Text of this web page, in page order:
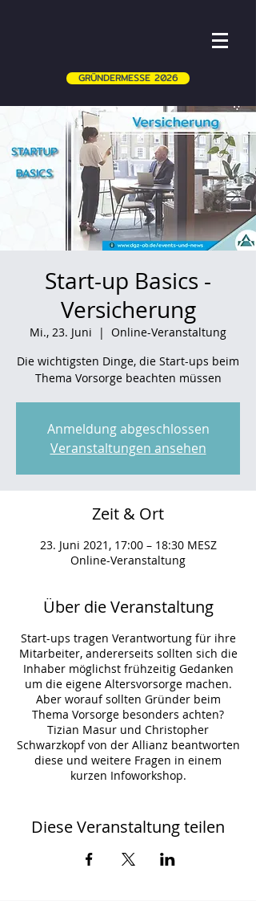
GRÜNDERMESSE 2026
Start-up Basics -
Versicherung
Mi., 23. Juni
  |
Online-Veranstaltung
Die wichtigsten Dinge, die Start-ups beim
Thema Vorsorge beachten müssen
Anmeldung abgeschlossen
Veranstaltungen ansehen
Zeit & Ort
23. Juni 2021, 17:00 – 18:30 MESZ
Online-Veranstaltung
Über die Veranstaltung
Start-ups tragen Verantwortung für ihre
Mitarbeiter, andererseits sollten sich die
Inhaber möglichst frühzeitig Gedanken
um die eigene Altersvorsorge machen.
Aber worauf sollten Gründer beim
Thema Vorsorge besonders achten?
Tizian Masur und Christopher
Schwarzkopf von der Allianz beantworten
diese und weitere Fragen in einem
kurzen Infoworkshop.
möglich.
Diese Veranstaltung teilen